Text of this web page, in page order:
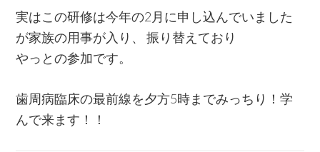
実はこの研修は今年の2月に申し込んでいました
が家族の用事が入り、 振り替えており
やっとの参加です。
歯周病臨床の最前線を夕方5時までみっちり！学
んで来ます！！